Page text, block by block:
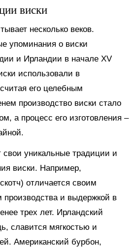
виски
несколько веков.
упоминания о виски
и Ирландии в начале XV
использовали в
его целебным
производство виски стало
а процесс его изготовления –
свои уникальные традиции и
виски. Например,
отличается своим
производства и выдержкой в
трех лет. Ирландский
славится мягкостью и
Американский бурбон,